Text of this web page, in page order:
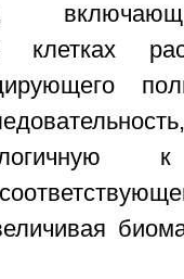
клетках
к